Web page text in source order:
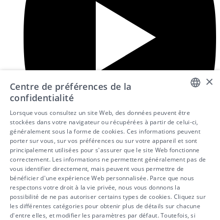
FRENCH
ENGLISH
×
Centre de préférences de la
confidentialité
Lorsque vous consultez un site Web, des données peuvent être
stockées dans votre navigateur ou récupérées à partir de celui-ci,
généralement sous la forme de cookies. Ces informations peuvent
porter sur vous, sur vos préférences ou sur votre appareil et sont
principalement utilisées pour s'assurer que le site Web fonctionne
correctement. Les informations ne permettent généralement pas de
vous identifier directement, mais peuvent vous permettre de
bénéficier d'une expérience Web personnalisée. Parce que nous
respectons votre droit à la vie privée, nous vous donnons la
possibilité de ne pas autoriser certains types de cookies. Cliquez sur
les différentes catégories pour obtenir plus de détails sur chacune
d'entre elles, et modifier les paramètres par défaut. Toutefois, si